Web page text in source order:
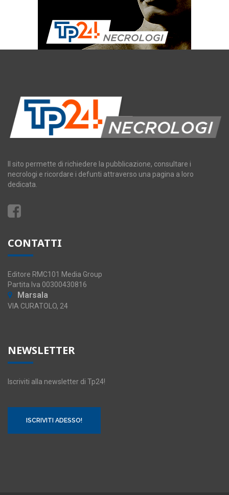
Il sito permette di richiedere la pubblicazione, consultare i
necrologi e ricordare i defunti attraverso una pagina a loro
dedicata.
CONTATTI
Editore RMC101 Media Group
Partita Iva 00300430816
Marsala
VIA CURATOLO, 24
NEWSLETTER
Iscriviti alla newsletter di Tp24!
ISCRIVITI ADESSO!